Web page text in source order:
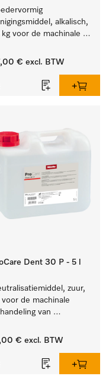
alkalisch,
kg voor de machinale
€ excl. BTW
Dent 30 P - 5 l
zuur,
voor de machinale
van
€ excl. BTW